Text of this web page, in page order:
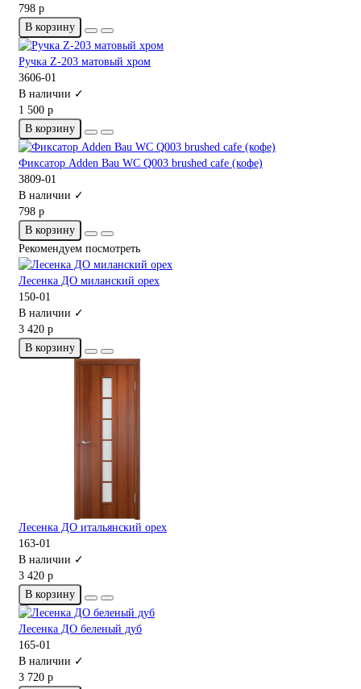
798 р
В корзину
Ручка Z-203 матовый хром
3606-01
В наличии ✓
1 500 р
В корзину
Фиксатор Adden Bau WC Q003 brushed cafe (кофе)
3809-01
В наличии ✓
798 р
В корзину
Рекомендуем посмотреть
Лесенка ДО миланский орех
150-01
В наличии ✓
3 420 р
В корзину
Лесенка ДО итальянский орех
163-01
В наличии ✓
3 420 р
В корзину
Лесенка ДО беленый дуб
165-01
В наличии ✓
3 720 р